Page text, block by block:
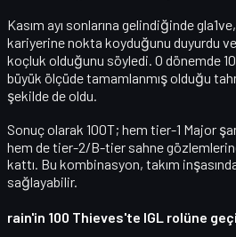
Kasım ayı sonlarına gelindiğinde gla1ve,
kariyerine nokta koyduğunu duyurdu
koçluk olduğunu söyledi. O dönemde
büyük ölçüde tamamlanmış olduğu
şekilde de oldu.
Sonuç olarak 100T; hem tier-1 Major
hem detier-2/B-tier sahne
kattı. Bu kombinasyon, takım
sağlayabilir.
rain'in 100 Thieves'te IGL rolüne